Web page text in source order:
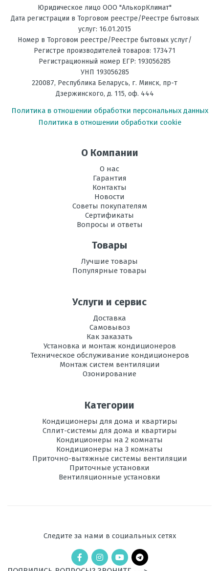
Юридическое лицо ООО "АлькорКлимат"
Дата регистрации в Торговом реестре/Реестре бытовых
услуг: 16.01.2015
Номер в Торговом реестре/Реестре бытовых услуг/
Регистре производителей товаров: 173471
Регистрационный номер ЕГР: 193056285
УНП 193056285
220087, Республика Беларусь, г. Минск, пр-т
Дзержинского, д. 115, оф. 444
Политика в отношении обработки персональных данных
Политика в отношении обработки cookie
О Компании
О нас
Гарантия
Контакты
Новости
Советы покупателям
Сертификаты
Вопросы и ответы
Товары
Лучшие товары
Популярные товары
Услуги и сервис
Доставка
Самовывоз
Как заказать
Установка и монтаж кондиционеров
Техническое обслуживание кондиционеров
Монтаж систем вентиляции
Озонирование
Категории
Кондиционеры для дома и квартиры
Сплит-системы для дома и квартиры
Кондиционеры на 2 комнаты
Кондиционеры на 3 комнаты
Приточно-вытяжные системы вентиляции
Приточные установки
Вентиляционные установки
Следите за нами в социальных сетях